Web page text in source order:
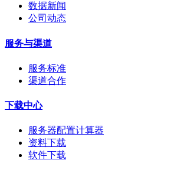
数据新闻
公司动态
服务与渠道
服务标准
渠道合作
下载中心
服务器配置计算器
资料下载
软件下载